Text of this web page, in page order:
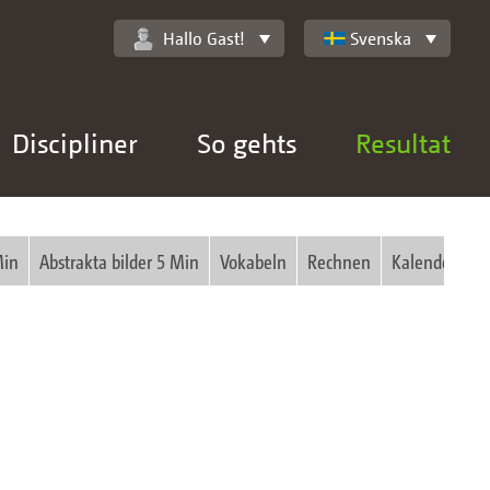
Discipliner So gehts Resultat
Hallo Gast! Svenska
Abstrakta bilder 5 Min Vokabeln Rechnen Kalender